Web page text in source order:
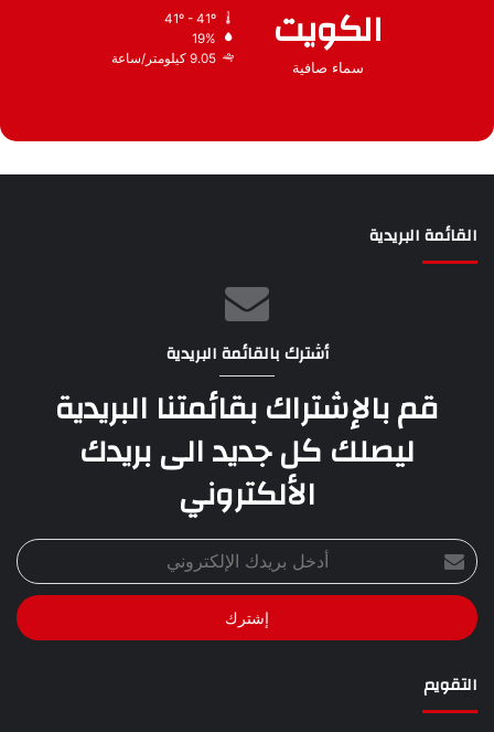
الكويت
سماء صافية
19%
9.05 كيلومتر/ساعة
القائمة البريدية
أشترك بالقائمة البريدية
قم بالإشتراك بقائمتنا البريدية
ليصلك كل جديد الى بريدك
الألكتروني
أدخل
بريدك
الإلكتروني
التقويم